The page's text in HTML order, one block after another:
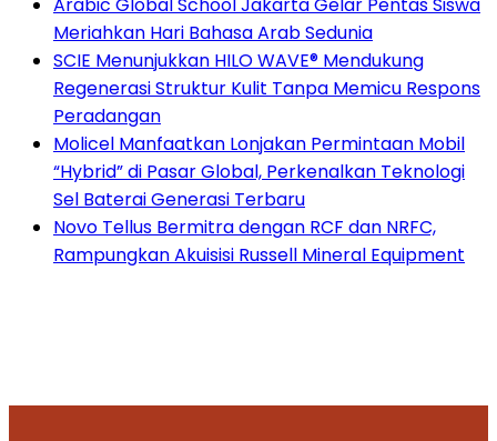
Meriahkan Hari Bahasa Arab Sedunia
SCIE Menunjukkan HILO WAVE® Mendukung
Regenerasi Struktur Kulit Tanpa Memicu Respons
Peradangan
Molicel Manfaatkan Lonjakan Permintaan Mobil
“Hybrid” di Pasar Global, Perkenalkan Teknologi
Sel Baterai Generasi Terbaru
Novo Tellus Bermitra dengan RCF dan NRFC,
Rampungkan Akuisisi Russell Mineral Equipment